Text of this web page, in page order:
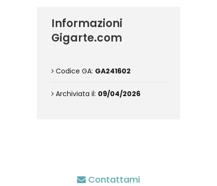
Informazioni
Gigarte.com
Codice GA: GA241602
Archiviata il: 09/04/2026
Contattami